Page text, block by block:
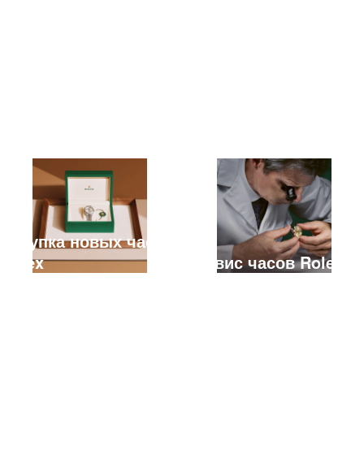
Покупка новых часов
Rolex
Сервис часов Rolex